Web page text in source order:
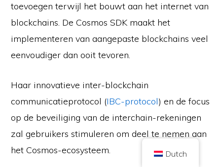
toevoegen terwijl het bouwt aan het internet van
blockchains. De Cosmos SDK maakt het
implementeren van aangepaste blockchains veel
eenvoudiger dan ooit tevoren.
Haar innovatieve inter-blockchain
communicatieprotocol (IBC-protocol) en de focus
op de beveiliging van de interchain-rekeningen
zal gebruikers stimuleren om deel te nemen aan
het Cosmos-ecosysteem.
Copyright © 2026 Brilliant British Ltd handelend onder de naam Coin
Kickoff
Adres: 2nd Floor 167-169 Great Portland Street, Londen, Verenigd
Koninkrijk, W1W 5PF
De inhoud is voor informatieve doeleinden en is geen beleggingsadvies. In
Cryptocurrency wordt niet gereguleerd door de UK Financial Conduct
Authority en valt niet onder de bescherming van het UK Financial Services
Ombudsman Service. Beleggen in cryptocurrency brengt risico's met zich
mee en cryptocurrency kan in waarde stijgen, of een deel van of alle
waarde verliezen. Vermogenswinstbelasting kan van toepassing zijn op
winsten uit de verkoop van cryptocurrency.
HOME OVER PRIVACYBELEID NEEM CONTACT MET ONS OP
Dutch